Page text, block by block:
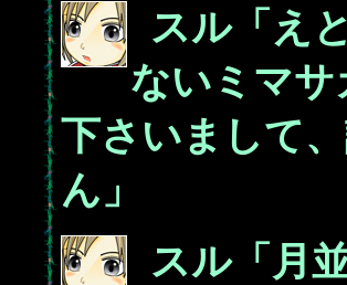
スル「え
ないミマ
下さいまして
ん」
スル「月